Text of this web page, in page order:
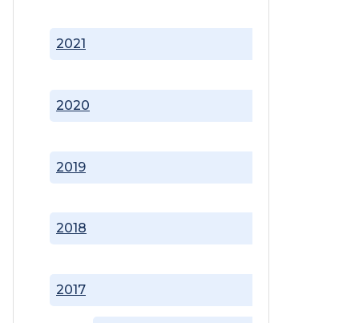
2017
2018
2019
2020
2021